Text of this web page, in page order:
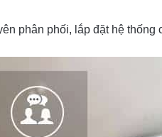
phân phối, lắp đặt hệ